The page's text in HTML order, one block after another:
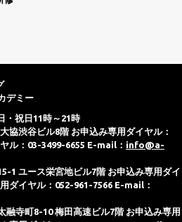
デミー
・祝日11時～21時
協渋谷ビル8階 お申込み専用ダイヤル：
ル：03-3499-6655 E-mail： info@a-
1 ユース栄宮地ビル7階 お申込み専用ダイ
ダイヤル：052-961-7566 E-mail：
融寺町8-10 梅田高速ビル7階 お申込み専用